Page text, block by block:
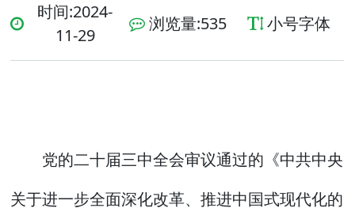
时间:2024-
11-29
浏览量:535 小号字体
党的二十届三中全会审议通过的《中共中央
关于进一步全面深化改革、推进中国式现代化的